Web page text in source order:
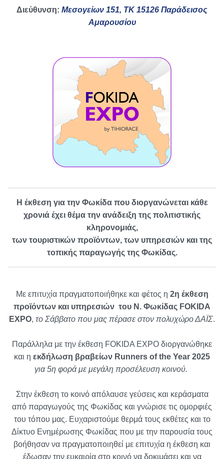
Διεύθυνση: Μεσογείων 151, ΤΚ 15126 Παράδεισος
Αμαρουσίου
Η έκθεση για την Φωκίδα που διοργανώνεται κάθε
χρονιά έχει θέμα την ανάδειξη της πολιτιστικής
κληρονομιάς,
των τουριστικών προϊόντων, των υπηρεσιών και της
τοπικής παραγωγής της Φωκίδας.
Με επιτυχία πραγματοποιήθηκε και φέτος η 2η έκθεση
προϊόντων και υπηρεσιών του Ν. Φωκίδας FOKIDA
EXPO, το Σάββατο που μας πέρασε στον πολυχώρο ΔΑΪΣ.
Παράλληλα με την έκθεση FOKIDA EXPO διοργανώθηκε
και η εκδήλωση βραβείων Runners of the Year 2025
για 5η φορά με μεγάλη προσέλευση κοινού.
Στην έκθεση το κοινό απόλαυσε γεύσεις και κεράσματα
από παραγωγούς της Φωκίδας και γνώρισε τις ομορφιές
του τόπου μας. Ευχαριστούμε θερμά τους εκθέτες και το
Δίκτυο Ενημέρωσης Φωκίδας που με την παρουσία τους
βοήθησαν να πραγματοποιηθεί με επιτυχία η έκθεση και
έδωσαν την ευκαιρία στο κοινό να δοκιμάσει και να